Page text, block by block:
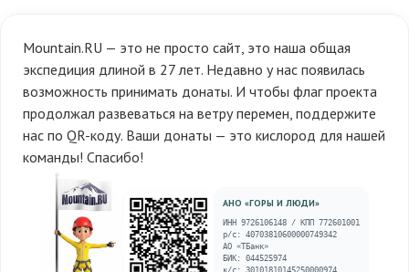
Mountain.RU — это не просто сайт, это наша общая
экспедиция длиной в 27 лет. Недавно у нас появилась
возможность принимать донаты. И чтобы флаг проекта
продолжал развеваться на ветру перемен, поддержите
нас по QR-коду. Ваши донаты — это кислород для нашей
команды! Спасибо!
АНО «ГОРЫ И ЛЮДИ»
ИНН 9726106148 / КПП 772601001
р/с: 40703810600000749342
АО «ТБанк»
БИК: 044525974